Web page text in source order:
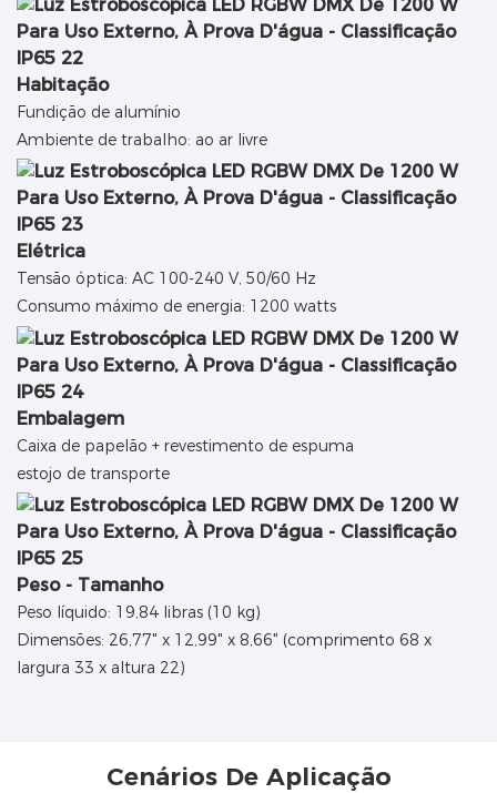
Habitação
Fundição de alumínio
Ambiente de trabalho: ao ar livre
Elétrica
Tensão óptica: AC 100-240 V, 50/60 Hz
Consumo máximo de energia: 1200 watts
Embalagem
Caixa de papelão + revestimento de espuma
estojo de transporte
Peso - Tamanho
Peso líquido: 19,84 libras (10 kg)
Dimensões: 26,77" x 12,99" x 8,66" (comprimento 68 x
largura 33 x altura 22)
Cenários De Aplicação